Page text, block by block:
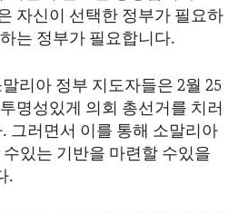
자신이 선택한 정부가 필요하
는 정부가 필요합니다.
리아 정부 지도자들은 2월 25
명성있게 의회 총선거를 치러
그러면서 이를 통해 소말리아
있는 기반을 마련할 수있을
.